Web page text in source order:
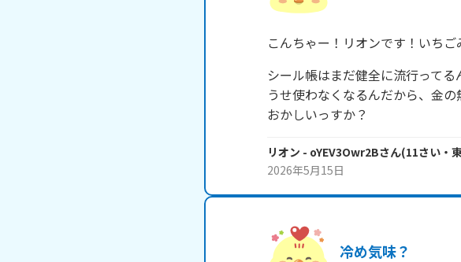
こんちゃー！リオンです！いち
シール帳はまだ健全に流行って
うせ使わなくなるんだから、金
おかしいっすか？
リオン - oYEV3Owr2Bさん(11さい・
2026年5月15日
冷め気味？